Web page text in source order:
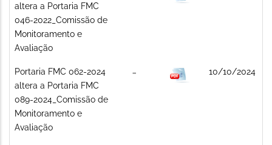
altera a Portaria FMC
046-2022_Comissão de
Monitoramento e
Avaliação
Portaria FMC 062-2024
altera a Portaria FMC
089-2024_Comissão de
Monitoramento e
Avaliação
10/10/2024